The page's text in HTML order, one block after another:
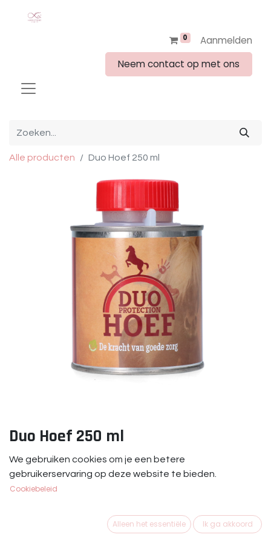
0
Aanmelden
Neem contact op met ons
Alle producten Duo Hoef 250 ml
Duo Hoef 250 ml
Duo Hoef 250 ml.
Handig formaat om mee te nemen.
We gebruiken cookies om je een betere
gebruikerservaring op deze website te bieden.
Cookiebeleid
Alleen het essentiële Ik ga akkoord